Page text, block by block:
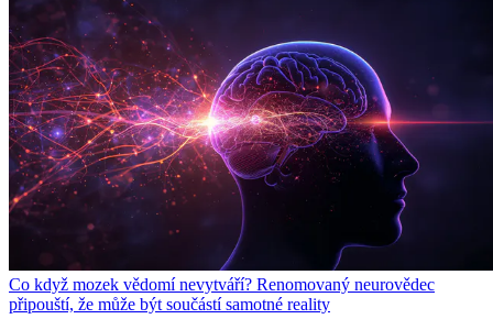
Co když mozek vědomí nevytváří? Renomovaný neurovědec
připouští, že může být součástí samotné reality